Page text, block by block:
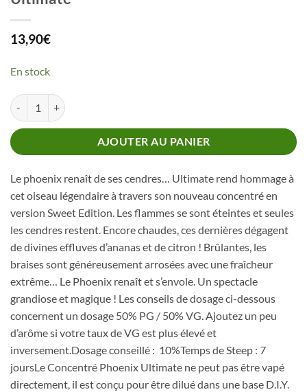
13,90€
En stock
quantité de Concentré Phoenix Sweet Edition Ultimate
AJOUTER AU PANIER
Le phoenix renaît de ses cendres… Ultimate rend hommage à
cet oiseau légendaire à travers son nouveau concentré en
version Sweet Edition. Les flammes se sont éteintes et seules
les cendres restent. Encore chaudes, ces dernières dégagent
de divines effluves d’ananas et de citron ! Brûlantes, les
braises sont généreusement arrosées avec une fraîcheur
extrême… Le Phoenix renaît et s’envole. Un spectacle
grandiose et magique ! Les conseils de dosage ci-dessous
concernent un dosage 50% PG / 50% VG. Ajoutez un peu
d’arôme si votre taux de VG est plus élevé et
inversement.Dosage conseillé : 10%Temps de Steep : 7
joursLe Concentré Phoenix Ultimate ne peut pas être vapé
directement, il est conçu pour être dilué dans une base D.I.Y.